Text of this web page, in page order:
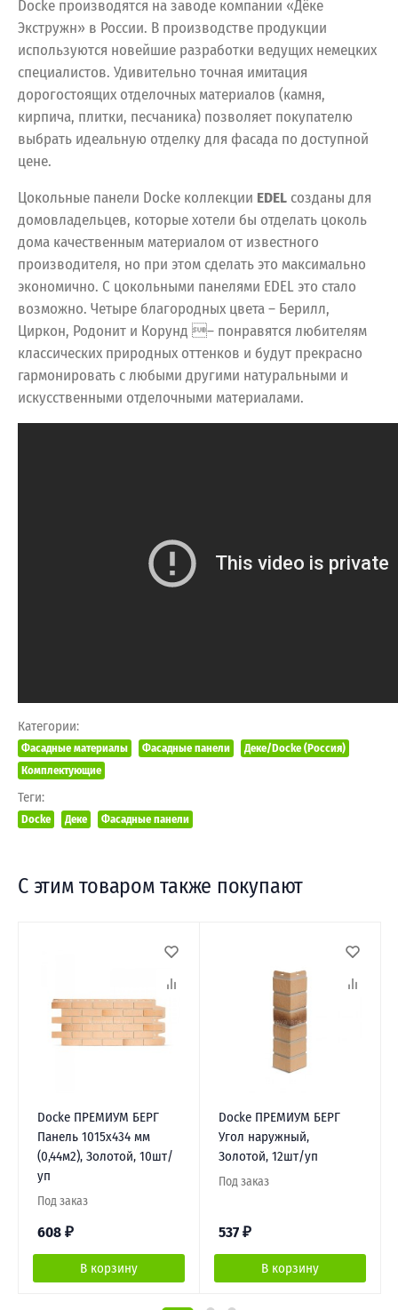
Docke производятся на заводе компании «Дёке
Экстружн» в России. В производстве продукции
используются новейшие разработки ведущих немецких
специалистов. Удивительно точная имитация
дорогостоящих отделочных материалов (камня,
кирпича, плитки, песчаника) позволяет покупателю
выбрать идеальную отделку для фасада по доступной
цене.
Цокольные панели Docke коллекции EDEL созданы для
домовладельцев, которые хотели бы отделать цоколь
дома качественным материалом от известного
производителя, но при этом сделать это максимально
экономично. С цокольными панелями EDEL это стало
возможно. Четыре благородных цвета – Берилл,
Циркон, Родонит и Корунд – понравятся любителям
классических природных оттенков и будут прекрасно
гармонировать с любыми другими натуральными и
искусственными отделочными материалами.
Категории:
Фасадные материалы Фасадные панели
Деке/Docke (Россия)
Комплектующие
Теги:
Docke Деке Фасадные панели
С этим товаром также покупают
Docke ПРЕМИУМ БЕРГ
Панель 1015х434 мм
(0,44м2), Золотой, 10шт/
уп
Под заказ
608 ₽
В корзину
Docke ПРЕМИУМ БЕРГ
Угол наружный,
Золотой, 12шт/уп
Под заказ
537 ₽
В корзину